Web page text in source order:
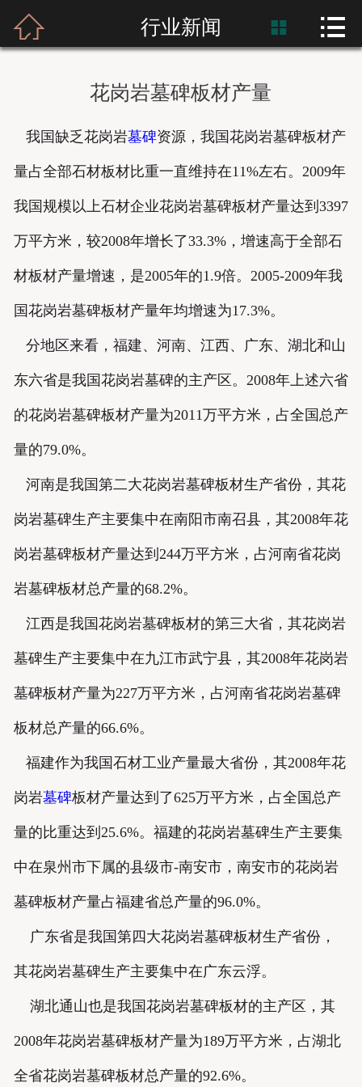
首页
新闻资讯
工程案例
 行业新闻  
花岗岩墓碑板材产量
我国缺乏花岗岩墓碑资源，我国花岗岩墓碑板材产
量占全部石材板材比重一直维持在11%左右。2009年
我国规模以上石材企业花岗岩墓碑板材产量达到3397
万平方米，较2008年增长了33.3%，增速高于全部石
材板材产量增速，是2005年的1.9倍。2005-2009年我
国花岗岩墓碑板材产量年均增速为17.3%。
分地区来看，福建、河南、江西、广东、湖北和山
东六省是我国花岗岩墓碑的主产区。2008年上述六省
的花岗岩墓碑板材产量为2011万平方米，占全国总产
量的79.0%。
河南是我国第二大花岗岩墓碑板材生产省份，其花
岗岩墓碑生产主要集中在南阳市南召县，其2008年花
岗岩墓碑板材产量达到244万平方米，占河南省花岗
岩墓碑板材总产量的68.2%。
江西是我国花岗岩墓碑板材的第三大省，其花岗岩
墓碑生产主要集中在九江市武宁县，其2008年花岗岩
墓碑板材产量为227万平方米，占河南省花岗岩墓碑
板材总产量的66.6%。
福建作为我国石材工业产量最大省份，其2008年花
岗岩墓碑板材产量达到了625万平方米，占全国总产
量的比重达到25.6%。福建的花岗岩墓碑生产主要集
中在泉州市下属的县级市-南安市，南安市的花岗岩
墓碑板材产量占福建省总产量的96.0%。
广东省是我国第四大花岗岩墓碑板材生产省份，
其花岗岩墓碑生产主要集中在广东云浮。
湖北通山也是我国花岗岩墓碑板材的主产区，其
2008年花岗岩墓碑板材产量为189万平方米，占湖北
全省花岗岩墓碑板材总产量的92.6%。